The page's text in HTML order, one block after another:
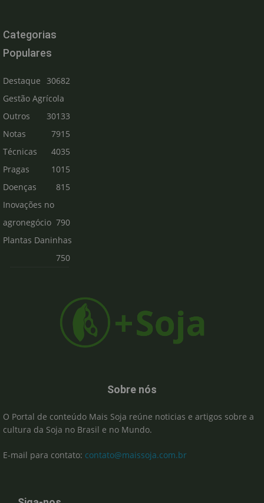
Categorias
Populares
Destaque
30682
Gestão Agrícola
30133
Outros
7915
Notas
Técnicas
4035
Pragas
1015
Doenças
815
Inovações no
agronegócio 790
Plantas Daninhas
750
Sobre nós
O Portal de conteúdo Mais Soja reúne noticias e artigos sobre a
cultura da Soja no Brasil e no Mundo.
E-mail para contato: contato@maissoja.com.br